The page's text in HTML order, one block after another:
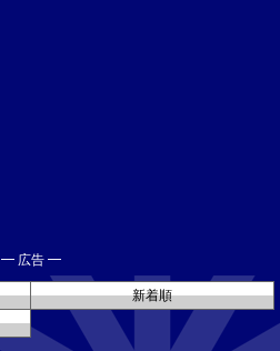
━ 広告 ━
新着順